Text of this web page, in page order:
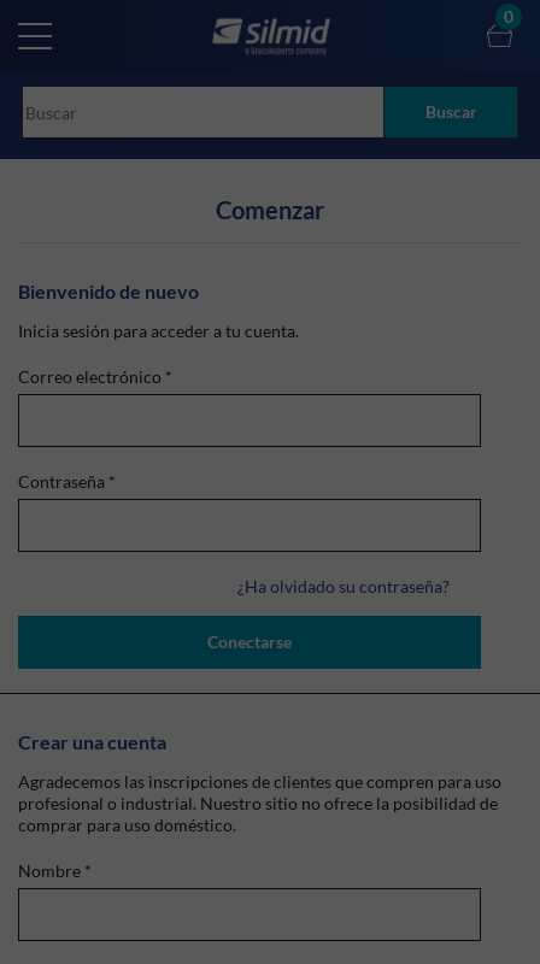
main
Buscar
0
Comenzar
Bienvenido de nuevo
Inicia sesión para acceder a tu cuenta.
Correo electrónico *
Contraseña *
¿Ha olvidado su contraseña?
Conectarse
Crear una cuenta
Agradecemos las inscripciones de clientes que compren para uso
profesional o industrial. Nuestro sitio no ofrece la posibilidad de
comprar para uso doméstico.
Nombre *